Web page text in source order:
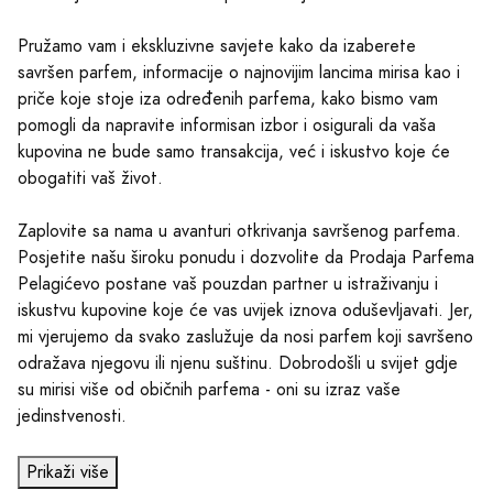
Pružamo vam i ekskluzivne savjete kako da izaberete
savršen parfem, informacije o najnovijim lancima mirisa kao i
priče koje stoje iza određenih parfema, kako bismo vam
pomogli da napravite informisan izbor i osigurali da vaša
kupovina ne bude samo transakcija, već i iskustvo koje će
obogatiti vaš život.
Zaplovite sa nama u avanturi otkrivanja savršenog parfema.
Posjetite našu široku ponudu i dozvolite da Prodaja Parfema
Pelagićevo postane vaš pouzdan partner u istraživanju i
iskustvu kupovine koje će vas uvijek iznova oduševljavati. Jer,
mi vjerujemo da svako zaslužuje da nosi parfem koji savršeno
odražava njegovu ili njenu suštinu. Dobrodošli u svijet gdje
su mirisi više od običnih parfema - oni su izraz vaše
jedinstvenosti.
Prikaži više